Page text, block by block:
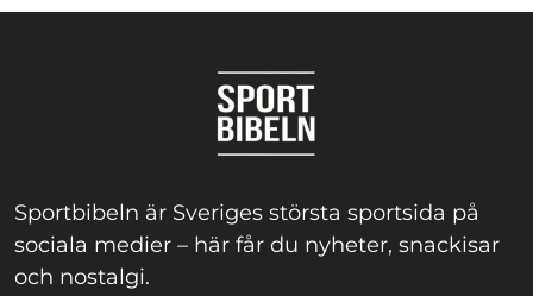
Sportbibeln är Sveriges största sportsida på
sociala medier – här får du nyheter, snackisar
och nostalgi.